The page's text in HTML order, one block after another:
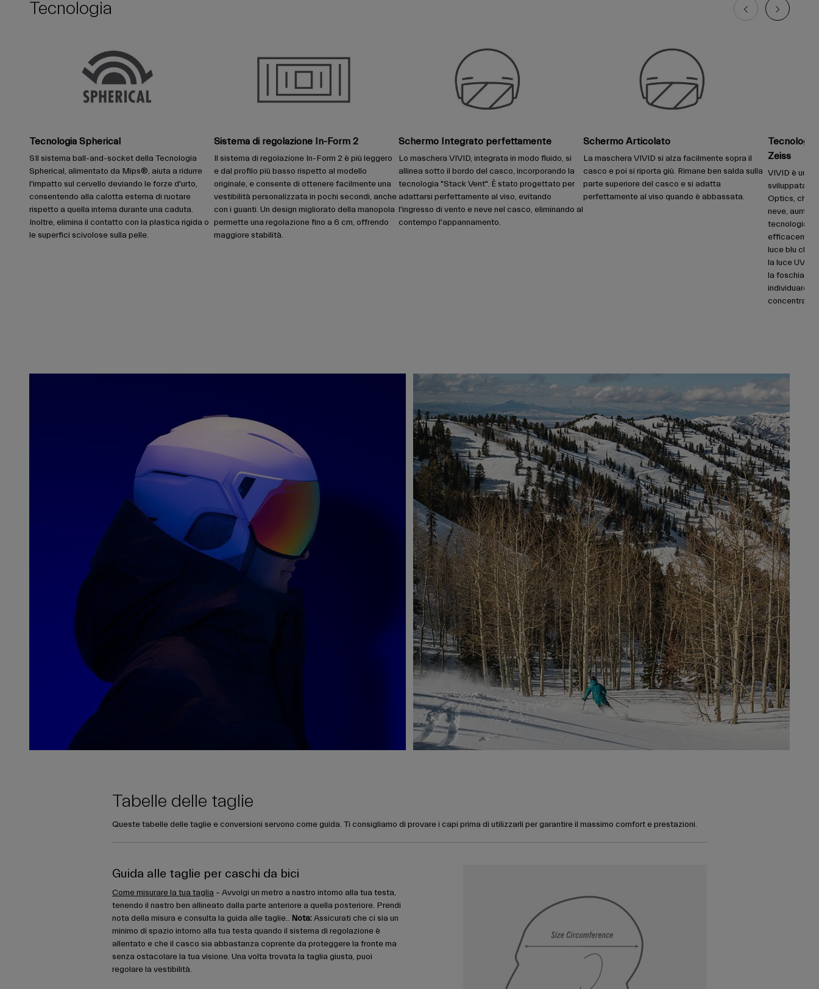
Tecnologia
Tecnologia Spherical
SIl sistema ball-and-socket della Tecnologia
Spherical, alimentato da Mips®, aiuta a ridurre
l'impatto sul cervello deviando le forze d'urto,
consentendo alla calotta esterna di ruotare
rispetto a quella interna durante una caduta.
Inoltre, elimina il contatto con la plastica rigida o
le superfici scivolose sulla pelle.
Sistema di regolazione In-Form 2
Il sistema di regolazione In-Form 2 è più leggero
e dal profilo più basso rispetto al modello
originale, e consente di ottenere facilmente una
vestibilità personalizzata in pochi secondi, anche
con i guanti. Un design migliorato della manopola
permette una regolazione fino a 6 cm, offrendo
maggiore stabilità.
Schermo Integrato perfettamente
Lo maschera VIVID, integrata in modo fluido, si
allinea sotto il bordo del casco, incorporando la
tecnologia "Stack Vent". È stato progettato per
adattarsi perfettamente al viso, evitando
l'ingresso di vento e neve nel casco, eliminando al
contempo l'appannamento.
Schermo Articolato
La maschera VIVID si alza facilmente sopra il
casco e poi si riporta giù. Rimane ben salda sulla
parte superiore del casco e si adatta
perfettamente al viso quando è abbassata.
Zeiss
VIVID è una
sviluppata
Optics, che
neve,
tecnologia
luce blu che
la luce UV
la foschia,
individuare
concentrarsi
Tabelle delle taglie
Queste tabelle delle taglie e conversioni servono come guida. Ti consigliamo di provare i capi prima di utilizzarli per garantire il massimo comfort e prestazioni.
Guida alle taglie per caschi da bici
Come misurare la tua taglia – Avvolgi un metro a nastro intorno alla tua testa,
tenendo il nastro ben allineato dalla parte anteriore a quella posteriore. Prendi
nota della misura e consulta la guida alle taglie.. Nota:Assicurati che ci sia un
minimo di spazio intorno alla tua testa quando il sistema di regolazione è
allentato e che il casco sia abbastanza coprente da proteggere la fronte ma
senza ostacolare la tua visione. Una volta trovata la taglia giusta, puoi
regolare la vestibilità.